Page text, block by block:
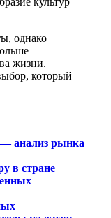
однако
жизни.
который
анализ рынка
в стране